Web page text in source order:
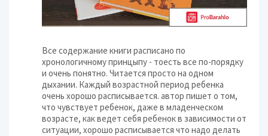
Все содержание книги расписано по
хронологичному принцыпу - тоесть все по-порядку
и очень понятно. Читается просто на одном
дыхании. Каждый возрастной период ребенка
очень хорошо расписывается. автор пишет о том,
что чувствует ребенок, даже в младенческом
возрасте, как ведет себя ребенок в зависимости от
ситуации, хорошо расписывается что надо делать